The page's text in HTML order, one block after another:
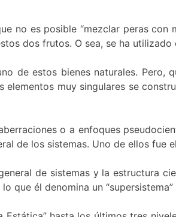
no es posible “mezclar peras con
dos frutos. O sea, se ha
de estos bienes naturales. Pero,
elementos muy singulares se
o a enfoques
de los sistemas. Uno de ellos fue
de sistemas y la estructura
que él denomina un